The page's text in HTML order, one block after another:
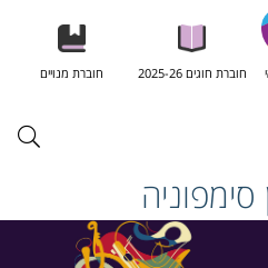
חוברת חוגים 2025-26 חוברת מנויים
סימפוניה